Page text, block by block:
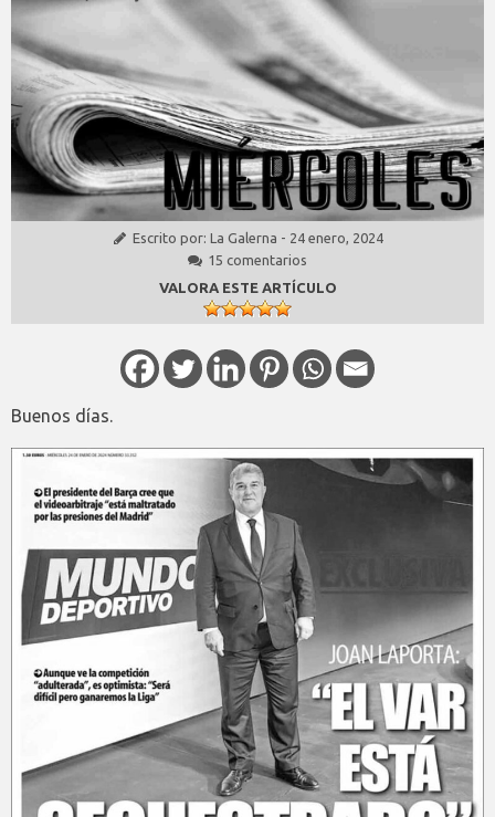
Escrito por: La Galerna - 24 enero, 2024
15 comentarios
VALORA ESTE ARTÍCULO
Buenos días.